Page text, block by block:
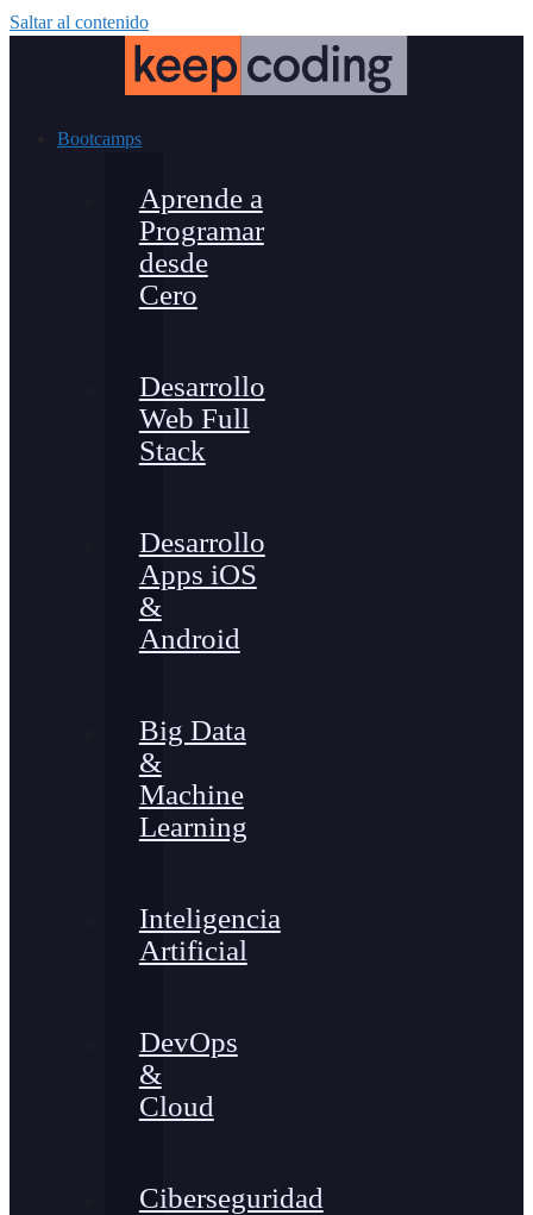
Saltar al contenido
Bootcamps
Aprende a
Programar
desde
Cero
Desarrollo
Web Full
Stack
Desarrollo
Apps iOS
&
Android
Big Data
&
Machine
Learning
Inteligencia
Artificial
DevOps
&
Cloud
Ciberseguridad